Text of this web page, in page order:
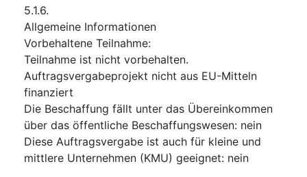
5.1.6.
Allgemeine Informationen
Vorbehaltene Teilnahme:
Teilnahme ist nicht vorbehalten.
Auftragsvergabeprojekt nicht aus EU-Mitteln
finanziert
Die Beschaffung fällt unter das Übereinkommen
über das öffentliche Beschaffungswesen: nein
Diese Auftragsvergabe ist auch für kleine und
mittlere Unternehmen (KMU) geeignet: nein